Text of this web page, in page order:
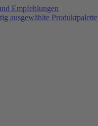
Empfehlungen
ausgewählte Produktpalette